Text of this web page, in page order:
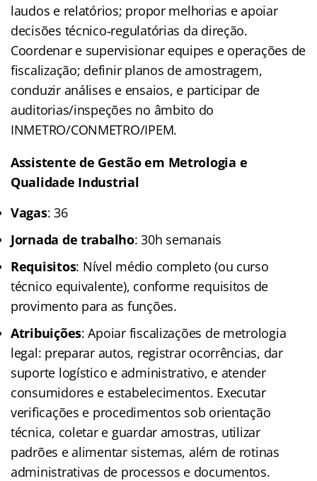
laudos e relatórios; propor melhorias e apoiar
decisões técnico‑regulatórias da direção.
Coordenar e supervisionar equipes e operações de
fiscalização; definir planos de amostragem,
conduzir análises e ensaios, e participar de
auditorias/inspeções no âmbito do
INMETRO/CONMETRO/IPEM.
Assistente de Gestão em Metrologia e
Qualidade Industrial
Vagas: 36
Jornada de trabalho: 30h semanais
Requisitos: Nível médio completo (ou curso
técnico equivalente), conforme requisitos de
provimento para as funções.
Atribuições: Apoiar fiscalizações de metrologia
legal: preparar autos, registrar ocorrências, dar
suporte logístico e administrativo, e atender
consumidores e estabelecimentos. Executar
verificações e procedimentos sob orientação
técnica, coletar e guardar amostras, utilizar
padrões e alimentar sistemas, além de rotinas
administrativas de processos e documentos.